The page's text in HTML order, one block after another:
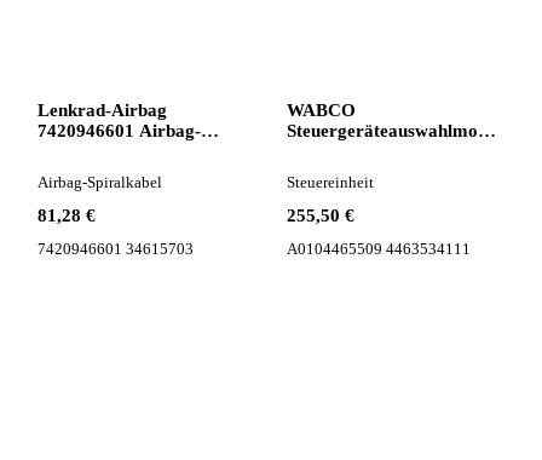
Lenkrad-Airbag
7420946601 Airbag-
81,28 €
Airbag-Spiralkabel
7420946601 34615703
WABCO
Steuergeräteauswahlmodul
Steuereinheit für
Sattelzugmaschine
255,50 €
Steuereinheit
A0104465509 4463534111